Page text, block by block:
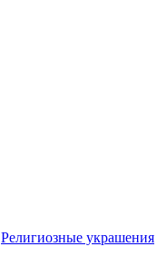
Религиозные украшения